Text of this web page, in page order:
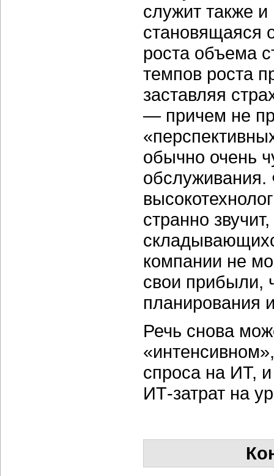
служит также
становящаяся
роста объема
темпов роста
заставляя
— причем не
обычно очень
странно
компании не
свои прибыли,
планирования
Речь снова
спроса на ИТ,
ИТ-затрат на